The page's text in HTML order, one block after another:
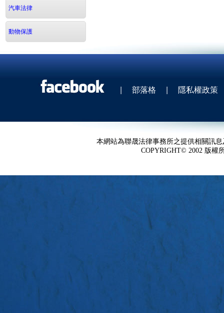
汽車法律
動物保護
| 部落格 | 隱私權政策
本網站為聯晟法律事務所之提供相關訊
COPYRIGHT© 2002 版權